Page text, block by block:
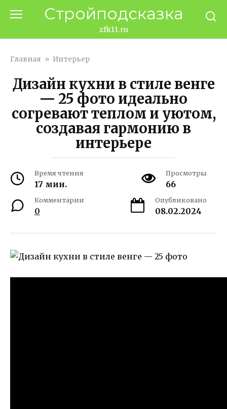
Стройподсказка
zfk11.ru
Главная » Интерьер
Дизайн кухни в стиле венге
— 25 фото идеально
согревают теплом и уютом,
создавая гармонию в
интерьере
Время чтения
17 мин.
Просмотры
66
Комментарии
0
Опубликовано
08.02.2024